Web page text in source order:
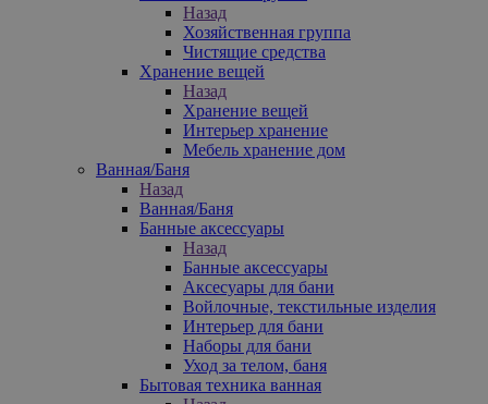
Назад
Хозяйственная группа
Чистящие средства
Хранение вещей
Назад
Хранение вещей
Интерьер хранение
Мебель хранение дом
Ванная/Баня
Назад
Ванная/Баня
Банные аксессуары
Назад
Банные аксессуары
Аксесуары для бани
Войлочные, текстильные изделия
Интерьер для бани
Наборы для бани
Уход за телом, баня
Бытовая техника ванная